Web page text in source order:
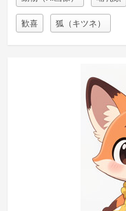
歓喜 狐（キツネ）